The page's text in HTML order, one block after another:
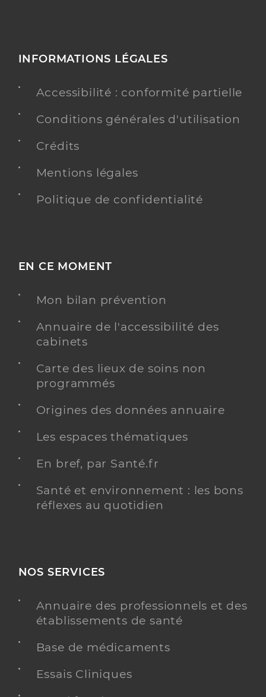
INFORMATIONS LÉGALES
Accessibilité : conformité partielle
Conditions générales d'utilisation
Crédits
Mentions légales
Politique de confidentialité
EN CE MOMENT
Mon bilan prévention
Annuaire de l'accessibilité des
cabinets
Carte des lieux de soins non
programmés
Origines des données annuaire
Les espaces thématiques
En bref, par Santé.fr
Santé et environnement : les bons
réflexes au quotidien
NOS SERVICES
Annuaire des professionnels et des
établissements de santé
Base de médicaments
Essais Cliniques